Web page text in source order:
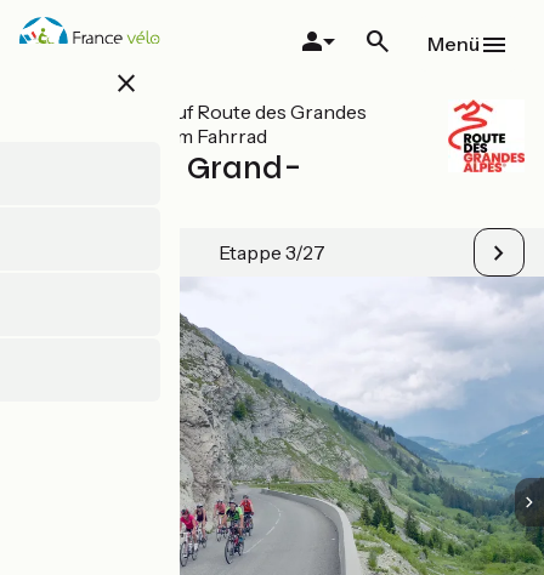
Direkt
zum
close
Menü
Alle Etappen auf Route des Grandes
Alpes® mit dem Fahrrad
Cluses / Le Grand-
Etappe 3/27